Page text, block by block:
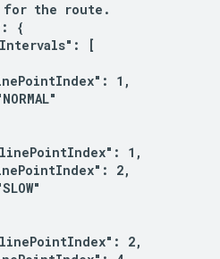
the route.
{
[
1,
1,
2,
2,